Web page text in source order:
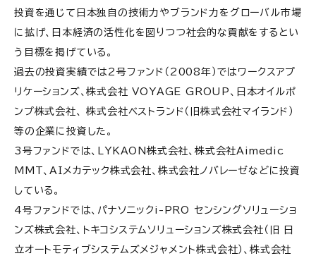
PEファンド＜日本国内系＞⑬エンデバー・ユナイ
PEファンド＜日本国内系＞⑭J-STAR株式会社
PEファンド＜日本国内系＞⑮日本成長投資アライア
PEファンド＜日本国内系＞⑯ニューホライズンキャ
ピタル
PEファンド＜日本国内系＞⑰ベーシック・キャピタ
ル・マネジメント(Basic Capital
Management)
PEファンド＜日本国内系＞⑱株式会社マーキュリア
投資を通じて日本独自の技術力やブランド力をグローバル市場
に拡げ、日本経済の活性化を図りつつ社会的な貢献をするとい
う目標を掲げている。
過去の投資実績では2号ファンド（2008年）ではワークスアプ
リケーションズ、株式会社 VOYAGE GROUP、日本オイルポ
ンプ株式会社、 株式会社ベストランド（旧株式会社マイランド）
等の企業に投資した。
3号ファンドでは、LYKAON株式会社、株式会社Aimedic
MMT、AIメカテック株式会社、株式会社ノバレーゼなどに投資
している。
4号ファンドでは、パナソニックi-PRO センシングソリューショ
ンズ株式会社、トキコシステムソリューションズ株式会社（旧 日
立オートモティブシステムズメジャメント株式会社）、株式会社